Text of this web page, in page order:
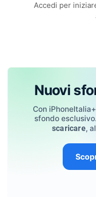
Accedi per
Nuovi
Con
sfondo
scaricare,